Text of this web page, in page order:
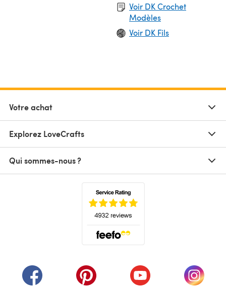
Voir DK Crochet
Modèles
Voir DK Fils
Votre achat
Explorez LoveCrafts
Qui sommes-nous ?
(s'ouvre dans un nouvel onglet)
(s'ouvre dans un nouvel onglet)
(s'ouvre dans un(s'ouvre